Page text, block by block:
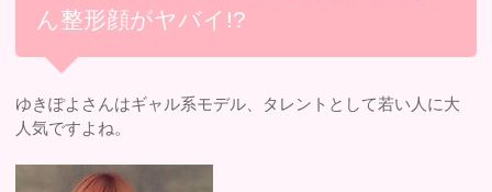
ん整形顔がヤバイ!?
ゆきぽよさんはギャル系モデル、タレントとして若い人に大
人気ですよね。